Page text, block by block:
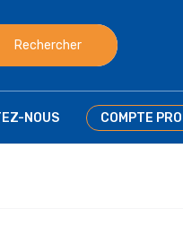
Rechercher
NOUS COMPTE